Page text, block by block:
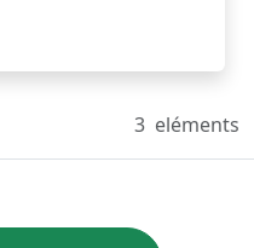
3 eléments